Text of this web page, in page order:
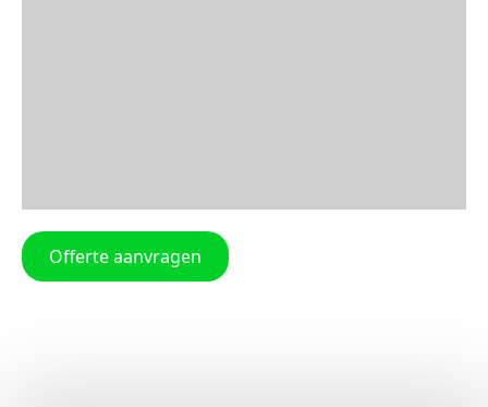
Offerte aanvragen